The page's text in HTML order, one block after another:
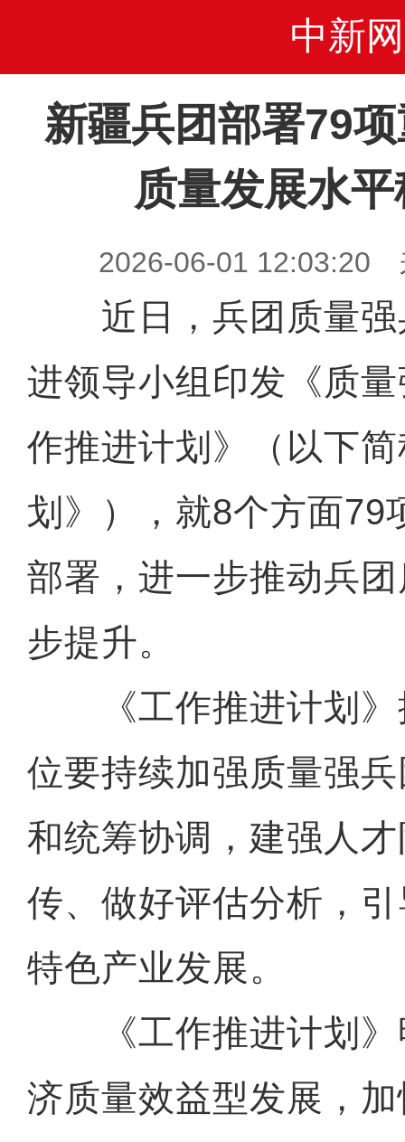
中新网
新疆兵团部署79
质量发展水
2026-06-01 12:03:20
近日，兵团质量强
进领导小组印发《质
作推进计划》（以下
划》），就8个方面79
部署，进一步推动兵
步提升。
《工作推进计划》
位要持续加强质量强
和统筹协调，建强人
传、做好评估分析，
特色产业发展。
《工作推进计划》
济质量效益型发展，